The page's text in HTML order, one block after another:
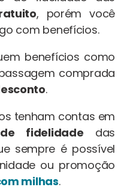
, porém você
com benefícios.
benefícios como
comprada
.
tenham contas em
fidelidade das
sempre é possível
ou promoção
milhas.